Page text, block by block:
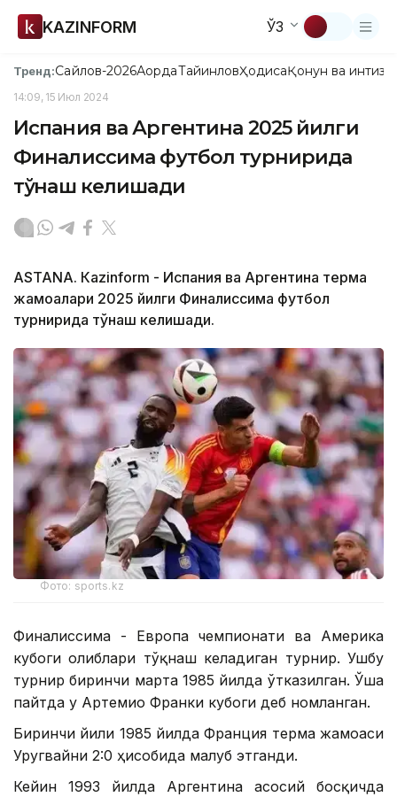
KAZINFORM ЎЗ
Тренд:Сайлов-2026АқордаТайинловҲодисаҚонун ва
14:09, 15 Июл 2024
Испания ва Аргентина 2025 йилги
Финалиссима футбол турнирида
тўқнаш келишади
ASTANА. Кazinform - Испания ва Аргентина терма
жамоалари 2025 йилги Финалиссима футбол
турнирида тўқнаш келишади.
Фото: sports.kz
Финалиссима - Европа чемпионати ва Америка
кубоги ғолиблари тўқнаш келадиган турнир. Ушбу
турнир биринчи марта 1985 йилда ўтказилган. Ўша
пайтда у Артемио Франки кубоги деб номланган.
Биринчи йили 1985 йилда Франция терма жамоаси
Уругвайни 2:0 ҳисобида мағлуб этганди.
Кейин 1993 йилда Аргентина асосий босқичда